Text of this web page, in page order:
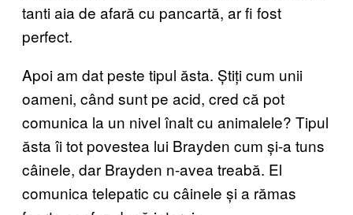
tanti aia de afară cu pancartă, ar fi fost
perfect.
Apoi am dat peste tipul ăsta. Știți cum unii
oameni, când sunt pe acid, cred că pot
comunica la un nivel înalt cu animalele? Tipul
ăsta îi tot povestea lui Brayden cum și-a tuns
câinele, dar Brayden n-avea treabă. El
comunica telepatic cu câinele și a rămas